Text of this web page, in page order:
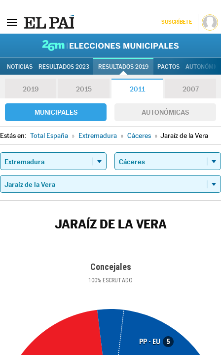
SUSCRÍBETE
NOTICIAS RESULTADOS 2023 RESULTADOS 2019 PACTOS
2019 2015 2011 2007
MUNICIPALES AUTONÓMICAS
Estás en: Total España » Extremadura » Cáceres » Jaraíz de la Vera
JARAÍZ DE LA VERA
Concejales
100% ESCRUTADO
PP - EU 5